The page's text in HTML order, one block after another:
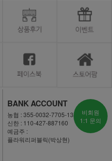
BANK ACCOUNT
농협 : 355-0032-7705-13
신한 : 110-427-887160
예금주 :
플라워리퍼블릭(박상현)
비회원
1:1 문의